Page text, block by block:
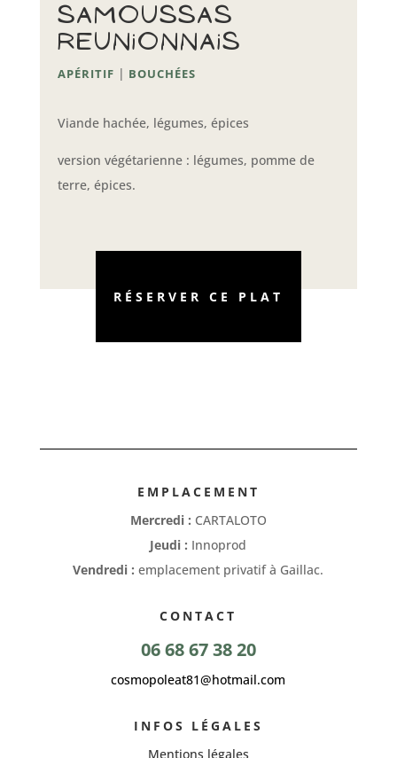
Samoussas
reunionnais
APÉRITIF | BOUCHÉES
Viande hachée, légumes, épices
version végétarienne : légumes, pomme de
terre, épices.
RÉSERVER CE PLAT
EMPLACEMENT
Mercredi : CARTALOTO
Jeudi : Innoprod
Vendredi :emplacement privatif à Gaillac.
CONTACT
06 68 67 38 20
cosmopoleat81@hotmail.com
INFOS LÉGALES
Mentions légales